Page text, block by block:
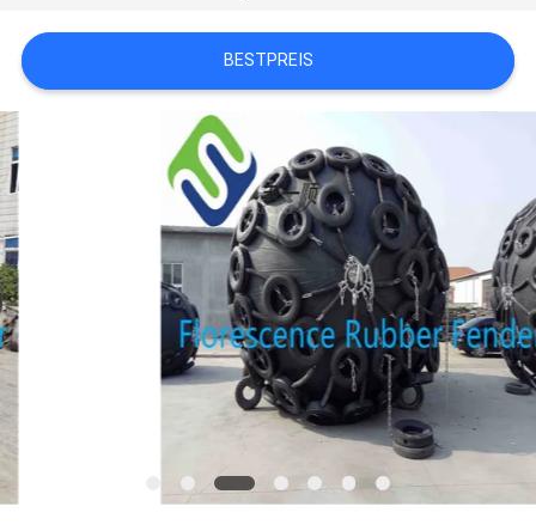
SITEMAP
PRIVACY
POLICY
BESTPREIS